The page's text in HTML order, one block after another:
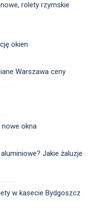
rolety rzymskie
okien
Warszawa ceny
okna
Jakie żaluzje
w kasecie Bydgoszcz